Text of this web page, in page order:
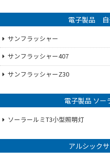
電子製品 自
サンフラッシャー
サンフラッシャー407
サンフラッシャーZ30
電子製品 ソー
ソーラールミT3小型照明灯
アルシック